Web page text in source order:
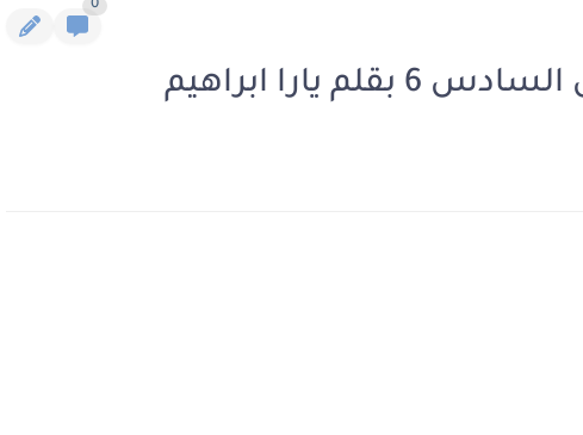
0
يارا ابراهيم